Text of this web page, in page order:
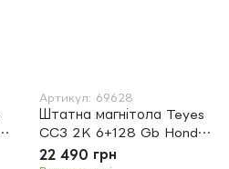
Артикул: 69628
Штатна магнітола Teyes
CC3 2K 6+128 Gb Honda
BRV 2015-2019 9"
22 490 грн